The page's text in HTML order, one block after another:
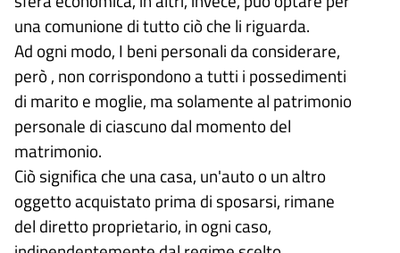
una comunione di tutto ciò che li riguarda.
Ad ogni modo, I beni personali da considerare,
però , non corrispondono a tutti i possedimenti
di marito e moglie, ma solamente al patrimonio
personale di ciascuno dal momento del
matrimonio.
Ciò significa che una casa, un'auto o un altro
oggetto acquistato prima di sposarsi, rimane
del diretto proprietario, in ogni caso,